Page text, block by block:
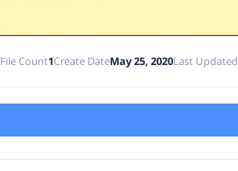
File Count1Create DateMay 25, 2020Last Updated